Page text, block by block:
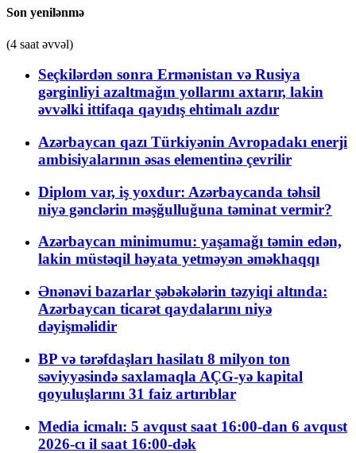
Son yenilənmə
(4 saat əvvəl)
Seçkilərdən sonra Ermənistan və Rusiya
gərginliyi azaltmağın yollarını axtarır, lakin
əvvəlki ittifaqa qayıdış ehtimalı azdır
Azərbaycan qazı Türkiyənin Avropadakı enerji
ambisiyalarının əsas elementinə çevrilir
Diplom var, iş yoxdur: Azərbaycanda təhsil
niyə gənclərin məşğulluğuna təminat vermir?
Azərbaycan minimumu: yaşamağı təmin edən,
lakin müstəqil həyata yetməyən əməkhaqqı
Ənənəvi bazarlar şəbəkələrin təzyiqi altında:
Azərbaycan ticarət qaydalarını niyə
dəyişməlidir
BP və tərəfdaşları hasilatı 8 milyon ton
səviyyəsində saxlamaqla AÇG-yə kapital
qoyuluşlarını 31 faiz artırıblar
Media icmalı: 5 avqust saat 16:00-dan 6 avqust
2026-cı il saat 16:00-dək